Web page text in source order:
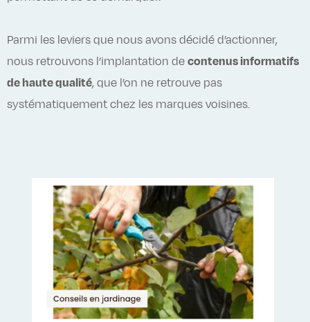
Parmi les leviers que nous avons décidé d’actionner,
nous retrouvons l’implantation de contenus informatifs
de haute qualité, que l’on ne retrouve pas
systématiquement chez les marques voisines.